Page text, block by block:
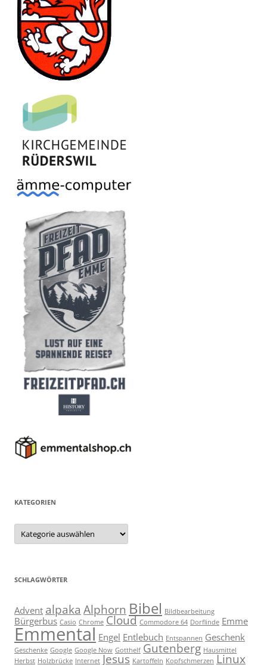
KATEGORIEN
Kategorien
SCHLAGWÖRTER
Advent alpaka Alphorn Bibel Bildbearbeitung
Bürgerbus Casio Chrome Cloud Commodore 64 Dorflinde Emme
Emmental Engel Entlebuch Entspannen Geschenk
Geschenke Google Google Now Gotthelf Gutenberg Hausmittel
Herbst Holzbrücke Internet Jesus Kartoffeln Kopfschmerzen Linux